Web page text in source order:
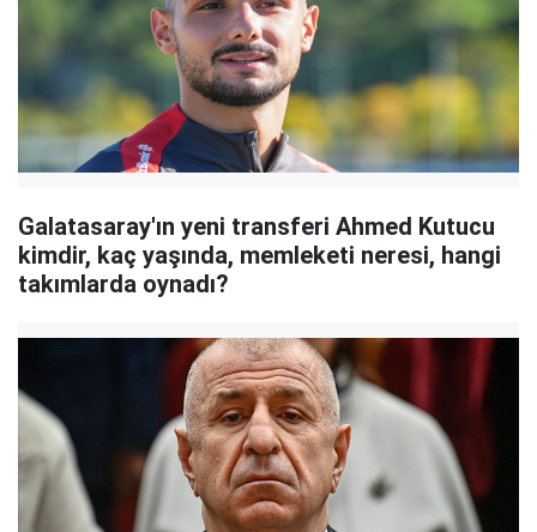
Galatasaray'ın yeni transferi Ahmed Kutucu
kimdir, kaç yaşında, memleketi neresi, hangi
takımlarda oynadı?